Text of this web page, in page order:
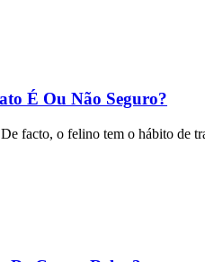
É Ou Não Seguro?
facto, o felino tem o hábito de